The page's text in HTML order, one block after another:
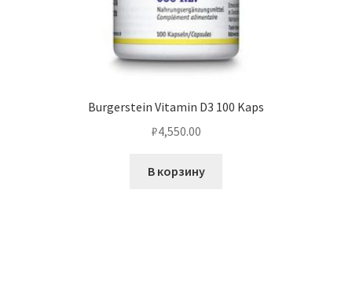
Burgerstein Vitamin D3 100 Kaps
₽4,550.00
В корзину